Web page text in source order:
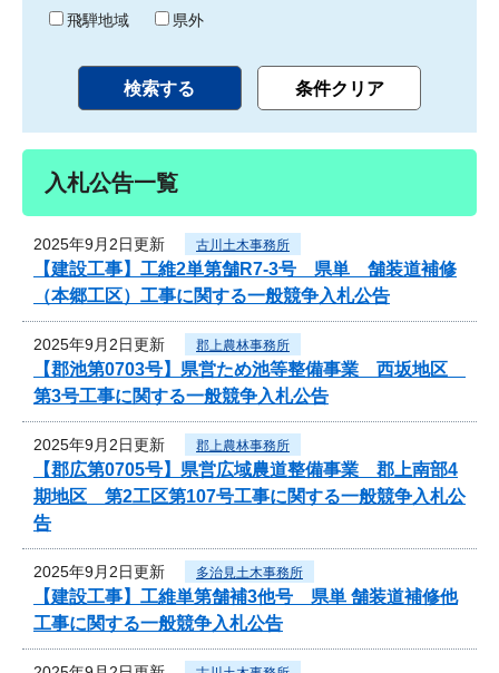
飛騨地域
県外
入札公告一覧
2025年9月2日更新 古川土木事務所
【建設工事】工維2単第舗R7-3号 県単 舗装道補修
（本郷工区）工事に関する一般競争入札公告
2025年9月2日更新 郡上農林事務所
【郡池第0703号】県営ため池等整備事業 西坂地区
第3号工事に関する一般競争入札公告
2025年9月2日更新 郡上農林事務所
【郡広第0705号】県営広域農道整備事業 郡上南部4
期地区 第2工区第107号工事に関する一般競争入札公
告
2025年9月2日更新 多治見土木事務所
【建設工事】工維単第舗補3他号 県単 舗装道補修他
工事に関する一般競争入札公告